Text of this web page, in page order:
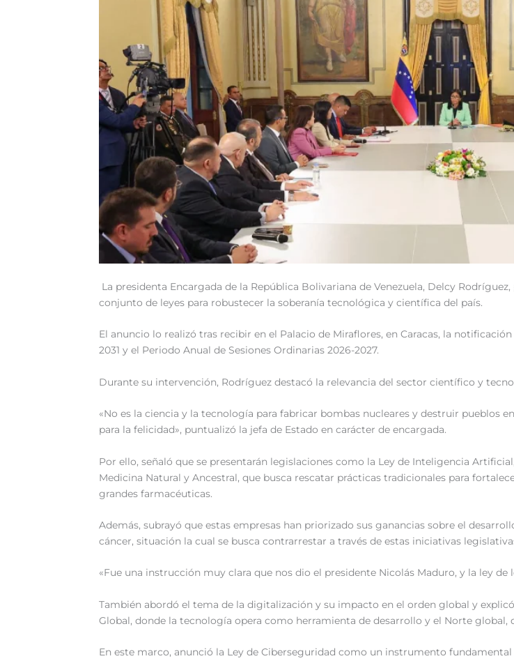
La presidenta Encargada de la República Bolivariana de Venezuela, Delcy
conjunto de leyes para robustecer la soberanía tecnológica y científica del país.
El anuncio lo realizó tras recibir en el Palacio de Miraflores, en Caracas, la
2031 y el Periodo Anual de Sesiones Ordinarias 2026-2027.
Durante su intervención, Rodríguez destacó la relevancia del sector científico y
«No es la ciencia y la tecnología para fabricar bombas nucleares y destruir pueblos
para la felicidad», puntualizó la jefa de Estado en carácter de encargada.
Por ello, señaló que se presentarán legislaciones como la Ley de Inteligencia
Medicina Natural y Ancestral, que busca rescatar prácticas tradicionales para
grandes farmacéuticas.
Además, subrayó que estas empresas han priorizado sus ganancias sobre el
cáncer, situación la cual se busca contrarrestar a través de estas iniciativas
«Fue una instrucción muy clara que nos dio el presidente Nicolás Maduro, y la ley
También abordó el tema de la digitalización y su impacto en el orden global y
Global, donde la tecnología opera como herramienta de desarrollo y el Norte
En este marco, anunció la Ley de Ciberseguridad como un instrumento